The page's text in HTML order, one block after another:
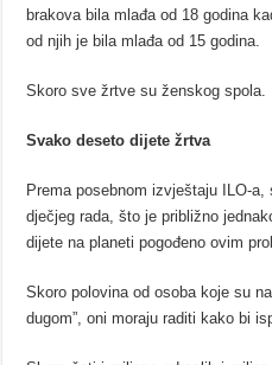
brakova bila mlađa od 18 godina
od njih je bila mlađa od 15 godina.
Skoro sve žrtve su ženskog spola.
Svako deseto dijete žrtva
Prema posebnom izvještaju ILO-
dječjeg rada, što je približno
dijete na planeti pogođeno ovim
Skoro polovina od osoba koje su
dugom”, oni moraju raditi kako bi